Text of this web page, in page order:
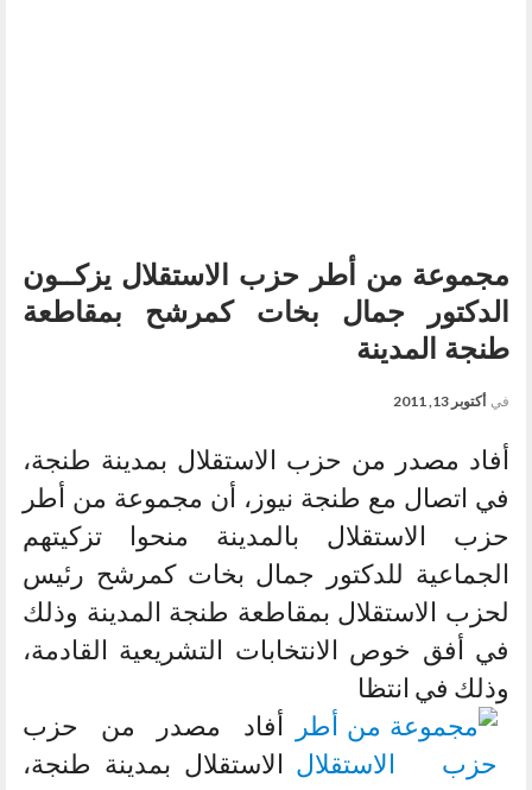
مجموعة من أطر حزب الاستقلال يزكــون
الدكتور جمال بخات كمرشح بمقاطعة
طنجة المدينة
في أكتوبر 13, 2011
أفاد مصدر من حزب الاستقلال بمدينة طنجة،
في اتصال مع طنجة نيوز، أن مجموعة من أطر
حزب الاستقلال بالمدينة منحوا تزكيتهم
الجماعية للدكتور جمال بخات كمرشح رئيس
لحزب الاستقلال بمقاطعة طنجة المدينة وذلك
في أفق خوص الانتخابات التشريعية القادمة،
وذلك في انتظا
أفاد مصدر من حزب
الاستقلال بمدينة طنجة،